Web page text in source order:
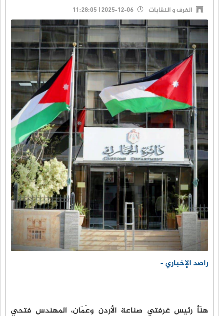
الغرف و النقابات
راصد الإخباري -
هنّأ رئيس غرفتي صناعة الأردن وعَمّان، المهندس فتحي